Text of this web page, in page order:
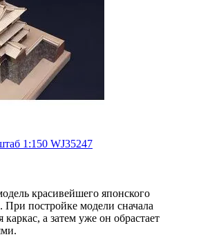
1:150 WJ35247
красивейшего японского
При постройке модели сначала
а затем уже он обрастает